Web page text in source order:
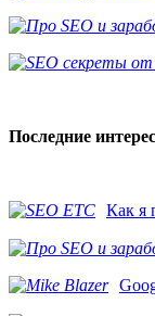
Последние
Как я